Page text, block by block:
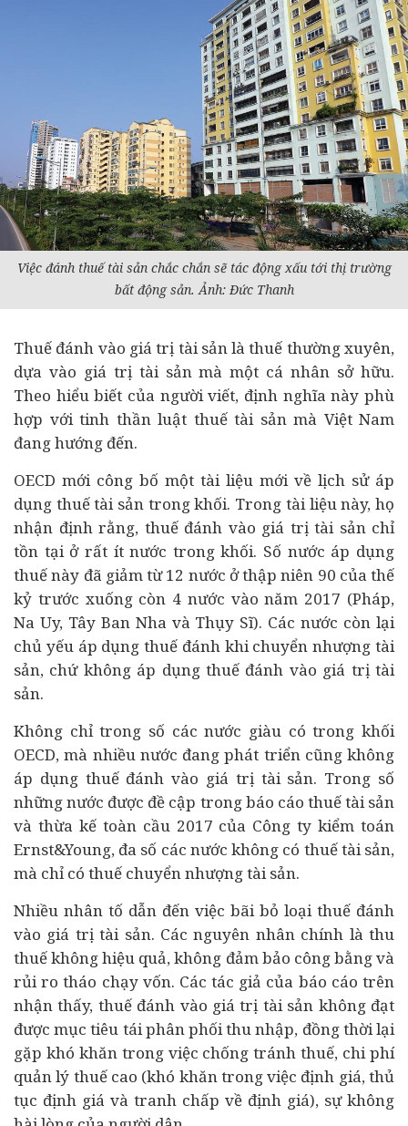
Việc đánh thuế tài sản chắc chắn sẽ tác động xấu tới thị trường
bất động sản. Ảnh: Đức Thanh
Thuế đánh vào giá trị tài sản là thuế thường xuyên,
dựa vào giá trị tài sản mà một cá nhân sở hữu.
Theo hiểu biết của người viết, định nghĩa này phù
hợp với tinh thần luật thuế tài sản mà Việt Nam
đang hướng đến.
OECD mới công bố một tài liệu mới về lịch sử áp
dụng thuế tài sản trong khối. Trong tài liệu này, họ
nhận định rằng, thuế đánh vào giá trị tài sản chỉ
tồn tại ở rất ít nước trong khối. Số nước áp dụng
thuế này đã giảm từ 12 nước ở thập niên 90 của thế
kỷ trước xuống còn 4 nước vào năm 2017 (Pháp,
Na Uy, Tây Ban Nha và Thụy Sĩ). Các nước còn lại
chủ yếu áp dụng thuế đánh khi chuyển nhượng tài
sản, chứ không áp dụng thuế đánh vào giá trị tài
sản.
Không chỉ trong số các nước giàu có trong khối
OECD, mà nhiều nước đang phát triển cũng không
áp dụng thuế đánh vào giá trị tài sản. Trong số
những nước được đề cập trong báo cáo thuế tài sản
và thừa kế toàn cầu 2017 của Công ty kiểm toán
Ernst&Young, đa số các nước không có thuế tài sản,
mà chỉ có thuế chuyển nhượng tài sản.
Nhiều nhân tố dẫn đến việc bãi bỏ loại thuế đánh
vào giá trị tài sản. Các nguyên nhân chính là thu
thuế không hiệu quả, không đảm bảo công bằng và
rủi ro tháo chạy vốn. Các tác giả của báo cáo trên
nhận thấy, thuế đánh vào giá trị tài sản không đạt
được mục tiêu tái phân phối thu nhập, đồng thời lại
gặp khó khăn trong việc chống tránh thuế, chi phí
quản lý thuế cao (khó khăn trong việc định giá, thủ
tục định giá và tranh chấp về định giá), sự không